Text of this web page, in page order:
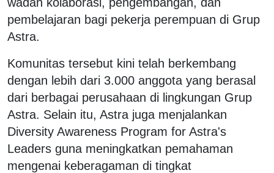
pembelajaran bagi pekerja perempuan di Grup
Astra.
Komunitas tersebut kini telah berkembang
dengan lebih dari 3.000 anggota yang berasal
dari berbagai perusahaan di lingkungan Grup
Astra. Selain itu, Astra juga menjalankan
Diversity Awareness Program for Astra's
Leaders guna meningkatkan pemahaman
mengenai keberagaman di tingkat